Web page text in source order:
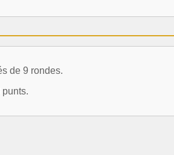
de 9 rondes.